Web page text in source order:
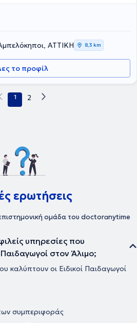
που προκαλεί στην παιδαγωγική σχέση"
και άλλων μαθησιακών
ότι η δυσλεξία είναι το αποτέλεσμα
χαρίσματος ή ταλέντου. Οι άνθρωποι
σκέφτονται περισσότερο με εικόνες,
(λεκτική σκέψη). Είναι
φαντασία και προσπαθούν να
κοιτώντας ολόκληρη την
έχουν οι δυσλεξικοί, για να
δυσκολίες. Για να γίνει αυτό, θα πρέπει
ΑΤΤΙΚΗ 8,3 km
το προφίλ
1 2
ερωτήσεις
ομάδα του doctoranytime
υπηρεσίες που
στον Άλιμο;
καλύπτουν οι Ειδικοί Παιδαγωγοί
συμπεριφοράς